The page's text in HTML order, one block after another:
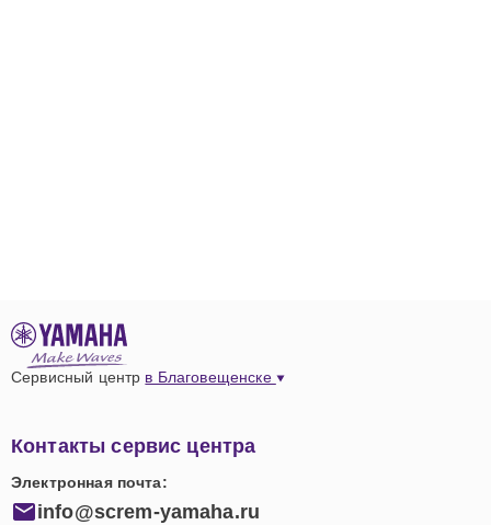
Сервисный центр в Благовещенске
Контакты сервис центра
Электронная почта:
info@screm-yamaha.ru